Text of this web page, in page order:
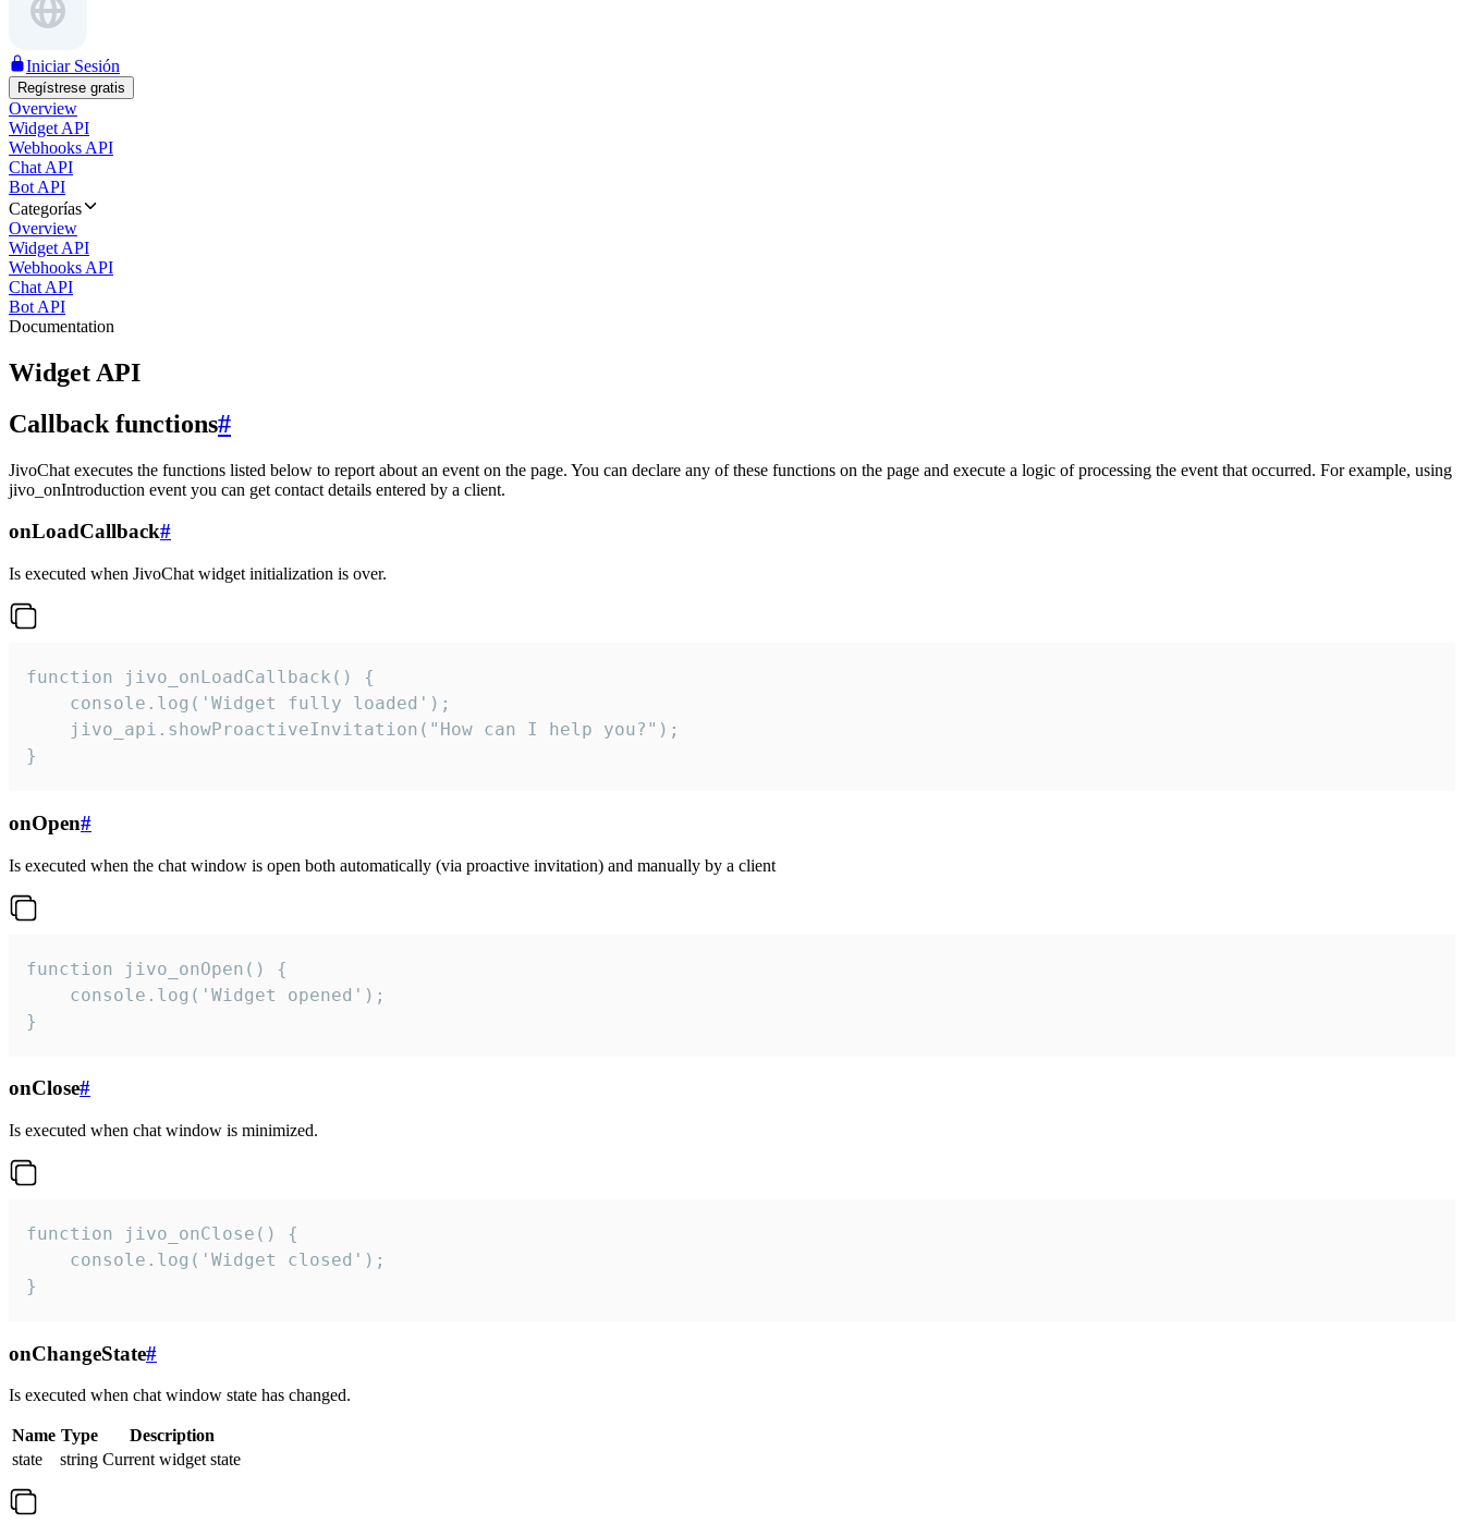
Iniciar Sesión
Regístrese gratis
Overview
Widget API
Webhooks API
Chat API
Bot API
Categorías
Overview
Widget API
Webhooks API
Chat API
Bot API
Documentation
Widget API
Callback functions#
JivoChat executes the functions listed below to report about an event on the page. You can declare any of these functions on the page and execute a logic of processing the event that occurred. For example, using
jivo_onIntroduction event you can get contact details entered by a client.
onLoadCallback#
Is executed when JivoChat widget initialization is over.
function jivo_onLoadCallback() {
    console.log('Widget fully loaded');
    jivo_api.showProactiveInvitation("How can I help you?");
}
onOpen#
Is executed when the chat window is open both automatically (via proactive invitation) and manually by a client
function jivo_onOpen() {
    console.log('Widget opened');
}
onClose#
Is executed when chat window is minimized.
function jivo_onClose() {
    console.log('Widget closed');
}
onChangeState#
Is executed when chat window state has changed.
Name Type
Description
state
string Current widget state